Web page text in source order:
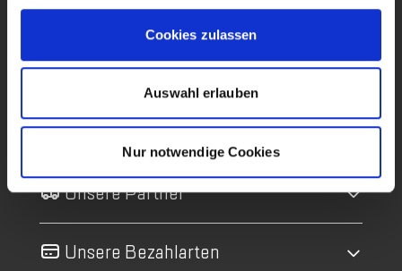
Cookies zulassen
Auswahl erlauben
Nur notwendige Cookies
Bestellung retournieren
Gutscheine
Über uns
Unsere Partner
Unsere Bezahlarten